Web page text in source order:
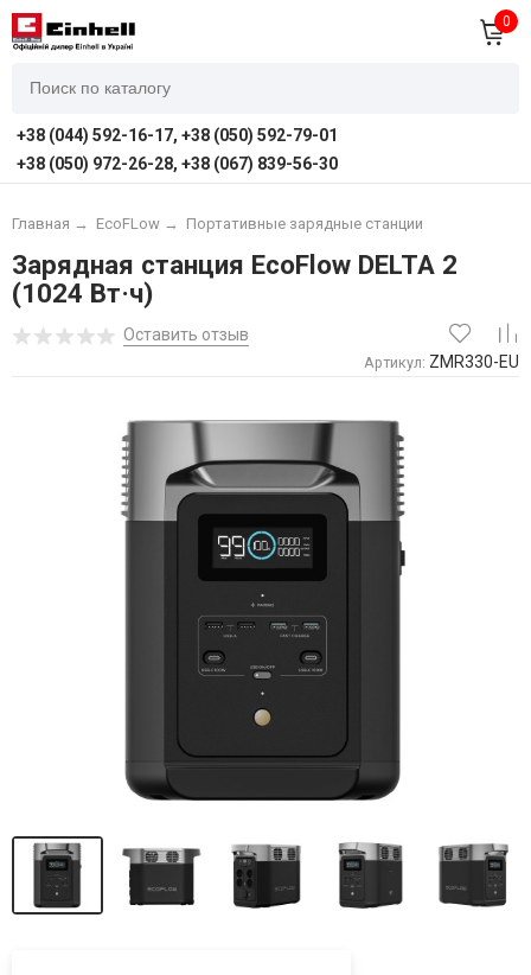
0
+38 (044) 592-16-17, +38 (050) 592-79-01
+38 (050) 972-26-28, +38 (067) 839-56-30
Главная → EcoFLow → Портативные зарядные станции
Зарядная станция EcoFlow DELTA 2
(1024 Вт·ч)
Оставить отзыв
Артикул: ZMR330-EU